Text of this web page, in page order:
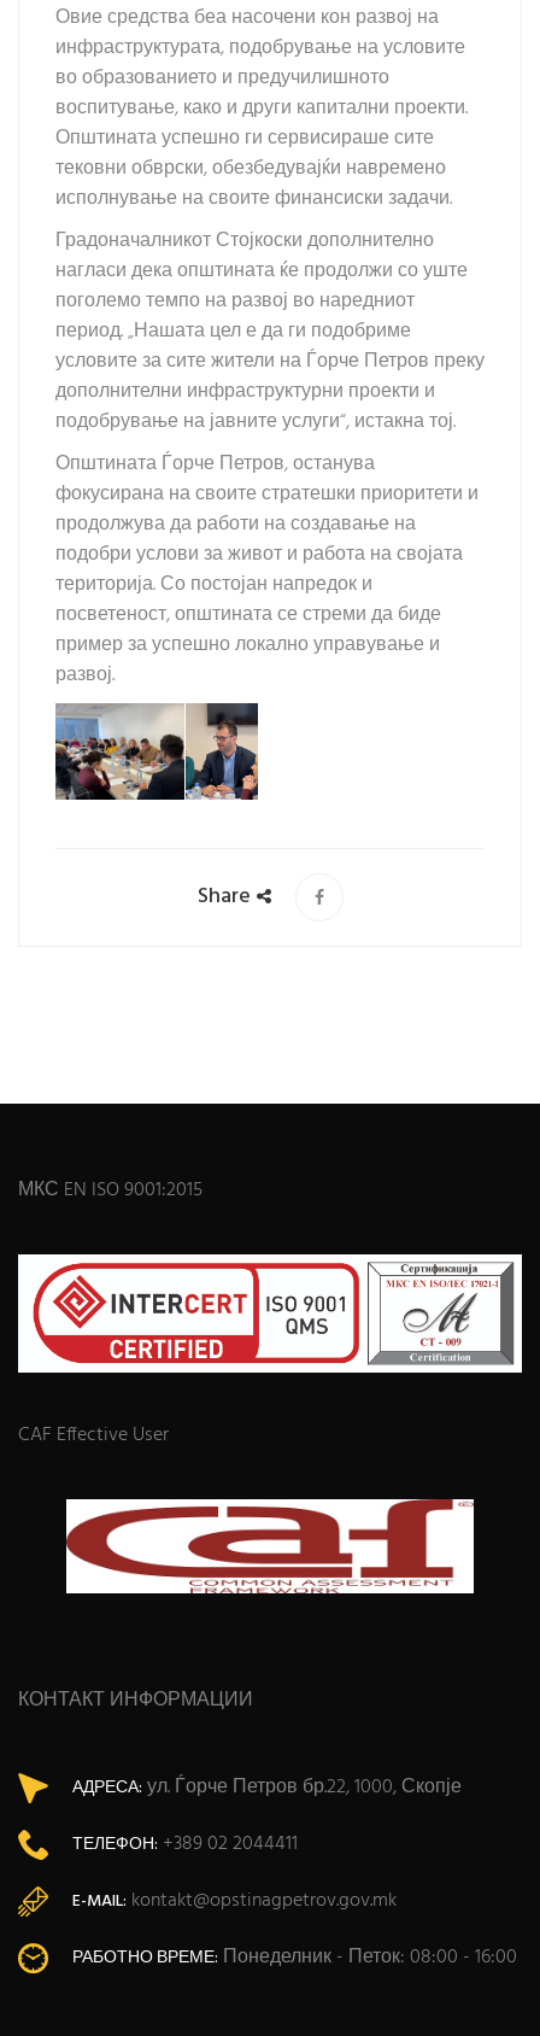
Овие средства беа насочени кон развој на
инфраструктурата, подобрување на условите
во образованието и предучилишното
воспитување, како и други капитални проекти.
Општината успешно ги сервисираше сите
тековни обврски, обезбедувајќи навремено
исполнување на своите финансиски задачи.
Градоначалникот Стојкоски дополнително
нагласи дека општината ќе продолжи со уште
поголемо темпо на развој во наредниот
период. „Нашата цел е да ги подобриме
условите за сите жители на Ѓорче Петров преку
дополнителни инфраструктурни проекти и
подобрување на јавните услуги“, истакна тој.
Општината Ѓорче Петров, останува
фокусирана на своите стратешки приоритети и
продолжува да работи на создавање на
подобри услови за живот и работа на својата
територија. Со постојан напредок и
посветеност, општината се стреми да биде
пример за успешно локално управување и
развој.
Share
МКС EN ISO 9001:2015
CAF Effective User
КОНТАКТ ИНФОРМАЦИИ
АДРЕСА: ул. Ѓорче Петров бр.22, 1000, Скопје
ТЕЛЕФОН: +389 02 2044411
E-MAIL: kontakt@opstinagpetrov.gov.mk
РАБОТНО ВРЕМЕ: Понеделник - Петок: 08:00 - 16:00